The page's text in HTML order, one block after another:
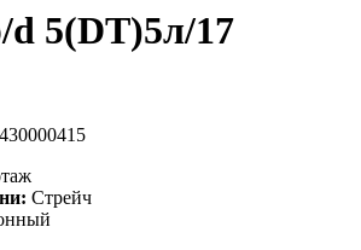
5(DT)5л/17
Стрейч